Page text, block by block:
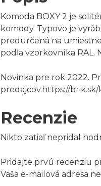
Komoda BOXY 2 je
komody. Typovo je
predurčená na
podľa vzorkovníka RAL.
Novinka pre rok 2022.
predajcov. https://
Recenzie
Nikto zatiaľ nepridal
Pridajte prvú recenziu
Vaša e-mailová adresa